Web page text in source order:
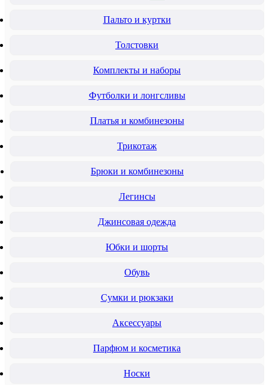
Пальто и куртки
Толстовки
Комплекты и наборы
Футболки и лонгсливы
Платья и комбинезоны
Трикотаж
Брюки и комбинезоны
Легинсы
Джинсовая одежда
Юбки и шорты
Обувь
Сумки и рюкзаки
Аксессуары
Парфюм и косметика
Носки